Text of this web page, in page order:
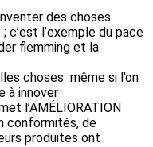
des choses
c’est l’exemple du pace
flemming et la
choses même si l’on
à innover
l’AMÉLIORATION
conformités, de
produites ont